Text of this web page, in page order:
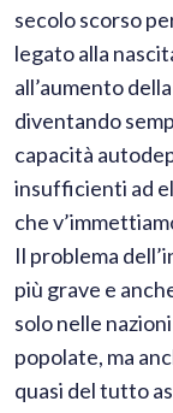
secolo scorso
legato alla
all’aumento
diventando
capacità
insufficienti ad
che
Il problema
più grave e
solo nelle
popolate, ma
quasi del tutto